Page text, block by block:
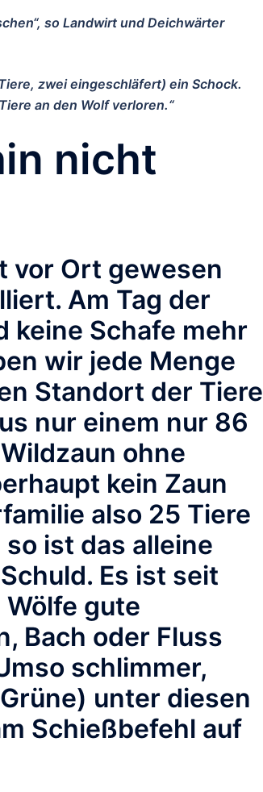
so Landwirt und Deichwärter
zwei eingeschläfert) ein Schock.
an den Wolf verloren.“
nicht
vor Ort gewesen
Am Tag der
keine Schafe mehr
wir jede Menge
Standort der Tiere
nur einem nur 86
ohne
kein Zaun
also 25 Tiere
ist das alleine
Es ist seit
gute
Bach oder Fluss
schlimmer,
unter diesen
Schießbefehl auf